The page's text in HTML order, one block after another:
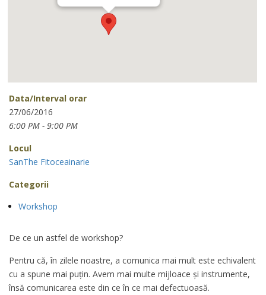
Data/Interval orar
27/06/2016
6:00 PM - 9:00 PM
Locul
SanThe Fitoceainarie
Categorii
Workshop
De ce un astfel de workshop?
Pentru că, în zilele noastre, a comunica mai mult este echivalent
cu a spune mai puţin. Avem mai multe mijloace şi instrumente,
însă comunicarea este din ce în ce mai defectuoasă.